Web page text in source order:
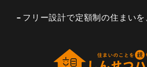
フリー設計で定額制の住まい